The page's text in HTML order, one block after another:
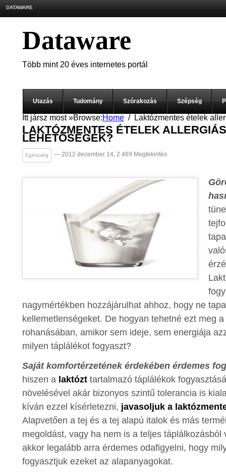
DATAWARE
Dataware
Több mint 20 éves internetes portál
Utazás Tudomány Szórakozás Szépség
Itt jársz most »Browse:Home Laktózmentes ételek
LAKTÓZMENTES ÉTELEK
LEHETŐSÉGEK?
Egészség — 2012 december 14, 2 469 Megtekintés
nagymértékben hozzájárulhat ahhoz, hogy ne
kellemetlenségeket. De hogyan tehetné ezt meg
rohanásában, amikor sem ideje, sem energiája
milyen táplálékot fogyaszt?
Saját komfortérzetének érdekében érdemes
hiszen a laktózt tartalmazó táplálékok
növelésével akár bizonyos szintű tolerancia is
kíván ezzel kísérletezni, javasoljuk a
Alapvetően a tej és a tej alapú italok és más
megoldást, vagy ha nem is a teljes
akkor legalább arra érdemes odafigyelni, hogy
fogyasztjuk ezeket az alapanyagokat.